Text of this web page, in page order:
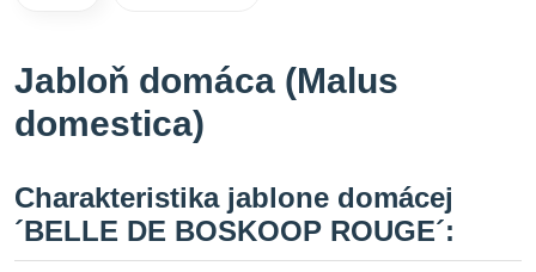
Jabloň domáca (Malus
domestica)
Charakteristika jablone domácej
´BELLE DE BOSKOOP ROUGE´: